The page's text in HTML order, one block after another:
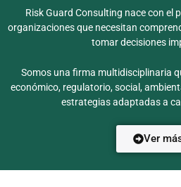
Risk Guard Consulting nace con el
organizaciones que necesitan
tomar decisiones
Somos una firma multidisciplinaria
económico, regulatorio, social,
estrategias adaptadas a
Ver